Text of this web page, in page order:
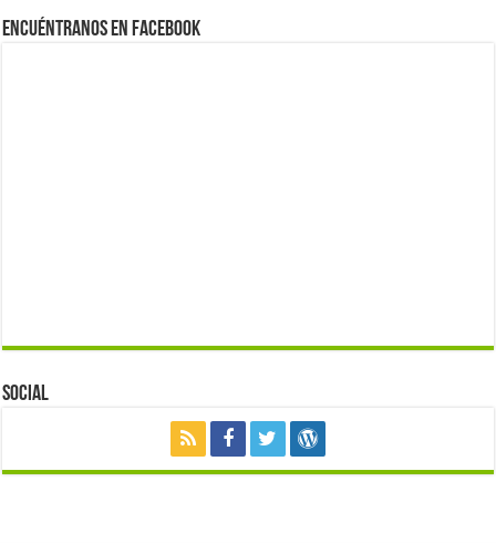
Encuéntranos en Facebook
Social